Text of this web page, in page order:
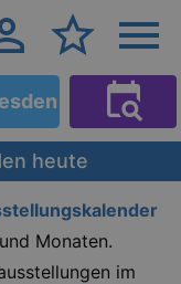
heute
Monaten.
im